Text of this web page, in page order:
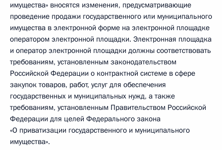
имущества» вносятся изменения, предусматривающие
проведение продажи государственного или муниципального
имущества в электронной форме на электронной площадке
оператором электронной площадки. Электронная площадка
и оператор электронной площадки должны соответствовать
требованиям, установленным законодательством
Российской Федерации о контрактной системе в сфере
закупок товаров, работ, услуг для обеспечения
государственных и муниципальных нужд, а также
требованиям, установленным Правительством Российской
Федерации для целей Федерального закона
«О приватизации государственного и муниципального
имущества».